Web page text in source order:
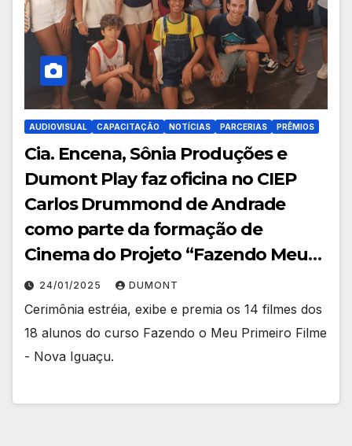
AUDIOVISUAL CAPACITAÇÃO NOTÍCIAS PARCERIAS PRÊMIOS
Cia. Encena, Sônia Produções e
Dumont Play faz oficina no CIEP
Carlos Drummond de Andrade
como parte da formação de
Cinema do Projeto “Fazendo Meu
Primeiro Filme”
24/01/2025 DUMONT
Cerimônia estréia, exibe e premia os 14 filmes dos
18 alunos do curso Fazendo o Meu Primeiro Filme
- Nova Iguaçu.